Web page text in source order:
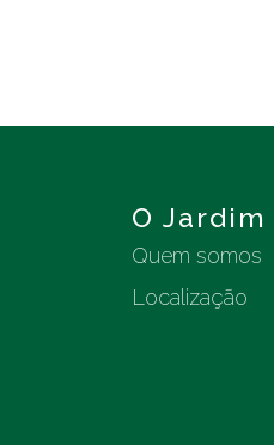
O Jardim
Quem somos
Localização